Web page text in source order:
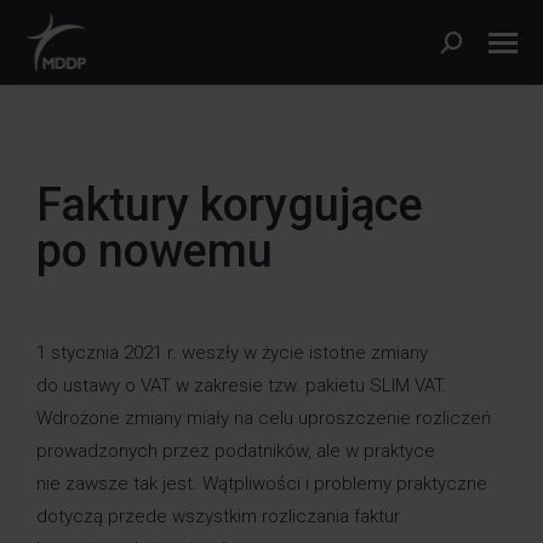
Faktury korygujące
po nowemu
1 stycznia 2021 r. weszły w życie istotne zmiany
do ustawy o VAT w zakresie tzw. pakietu SLIM VAT.
Wdrożone zmiany miały na celu uproszczenie rozliczeń
prowadzonych przez podatników, ale w praktyce
nie zawsze tak jest. Wątpliwości i problemy praktyczne
dotyczą przede wszystkim rozliczania faktur